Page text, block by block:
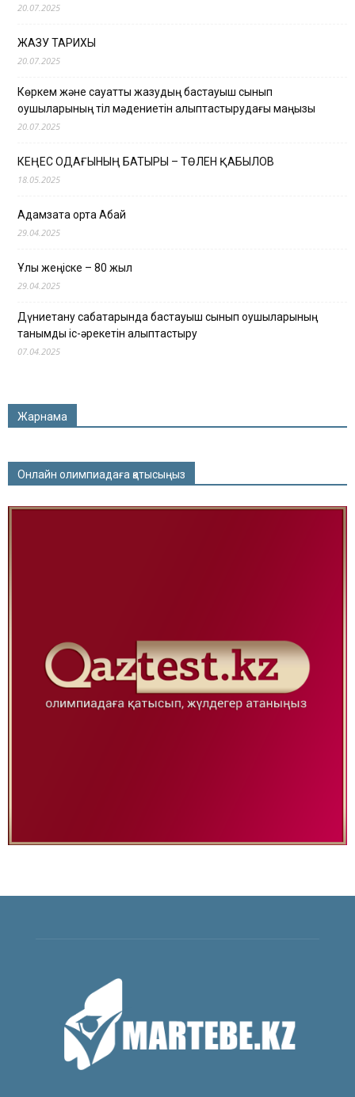
20.07.2025
ЖАЗУ ТАРИХЫ
20.07.2025
Көркем және сауатты жазудың бастауыш сынып
оқушыларының тіл мәдениетін қалыптастырудағы маңызы
20.07.2025
КЕҢЕС ОДАҒЫНЫҢ БАТЫРЫ – ТӨЛЕН ҚАБЫЛОВ
18.05.2025
Адамзатқа ортақ Абай
29.04.2025
Ұлы жеңіске – 80 жыл
29.04.2025
Дүниетану сабақтарында бастауыш сынып оқушыларының
танымдық іс-әрекетін қалыптастыру
07.04.2025
Жарнама
Онлайн олимпиадаға қатысыңыз